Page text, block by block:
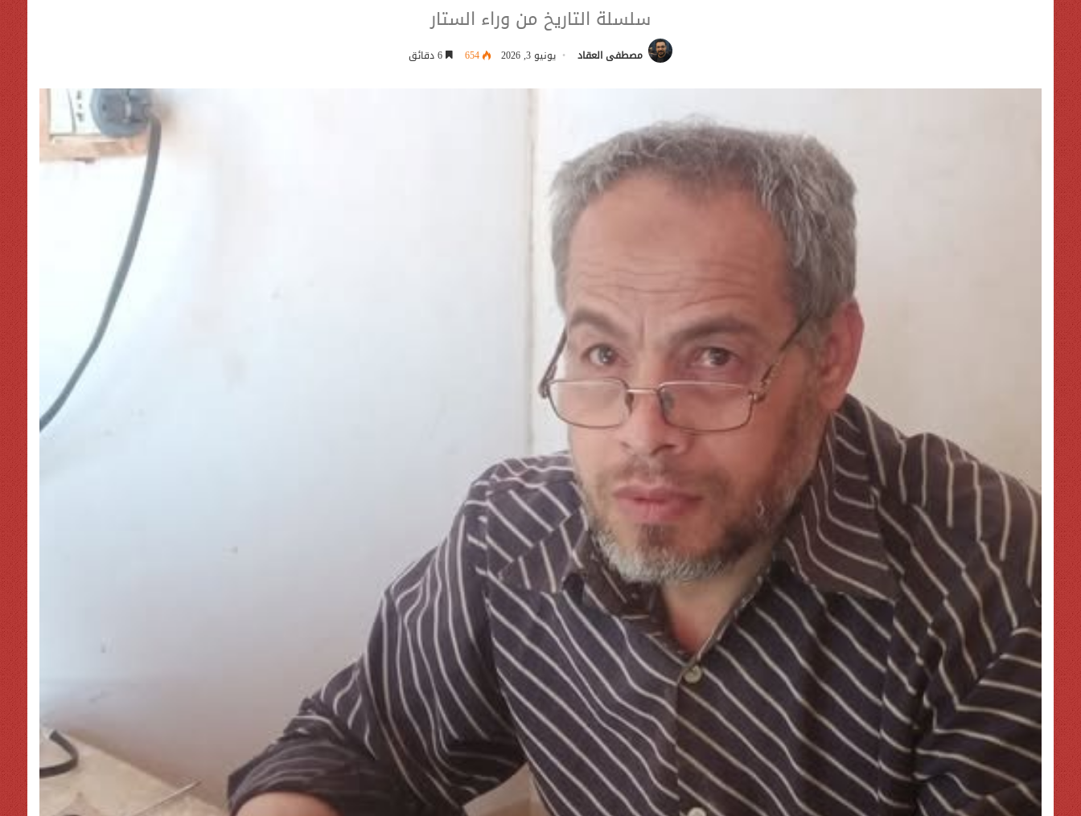
سلسلة التاريخ من وراء الستار
مصطفى العقاد يونيو 3, 2026 654